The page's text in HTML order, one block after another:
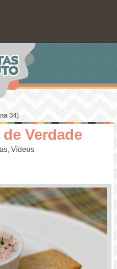
34)
Verdade
,Vídeos